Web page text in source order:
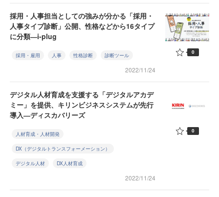
採用・人事担当としての強みが分かる「採用・
人事タイプ診断」公開、性格などから16タイプ
に分類―i-plug
採用・雇用 人事 性格診断 診断ツール
2022/11/24
0
デジタル人材育成を支援する「デジタルアカデ
ミー」を提供、キリンビジネスシステムが先行
導入―ディスカバリーズ
人材育成・人材開発
DX（デジタルトランスフォーメーション）
デジタル人材 DX人材育成
2022/11/24
0